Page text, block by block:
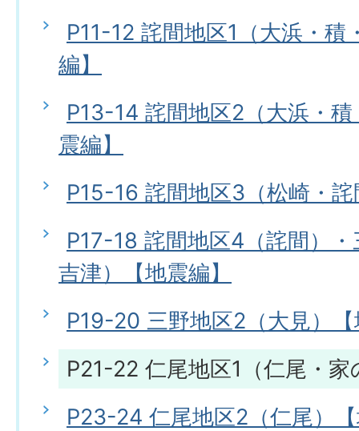
P11-12 詫間地区1（大浜・積
編】
P13-14 詫間地区2（大浜・
震編】
P15-16 詫間地区3（松崎・
P17-18 詫間地区4（詫間）
吉津）【地震編】
P19-20 三野地区2（大見）
P21-22 仁尾地区1（仁尾・
P23-24 仁尾地区2（仁尾）